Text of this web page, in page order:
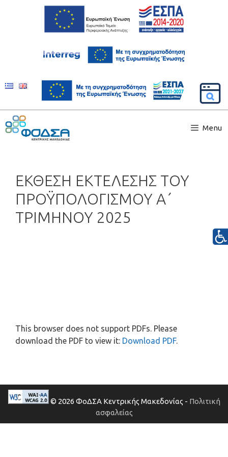
Menu
ΕΚΘΕΣΗ ΕΚΤΕΛΕΣΗΣ ΤΟΥ
ΠΡΟΫΠΟΛΟΓΙΣΜΟΥ Α΄
ΤΡΙΜΗΝΟΥ 2025
This browser does not support PDFs. Please
download the PDF to view it: Download PDF.
© 2026 ΦοΔΣΑ Κεντρικής Μακεδονίας - Πολιτική
ασφαλείας